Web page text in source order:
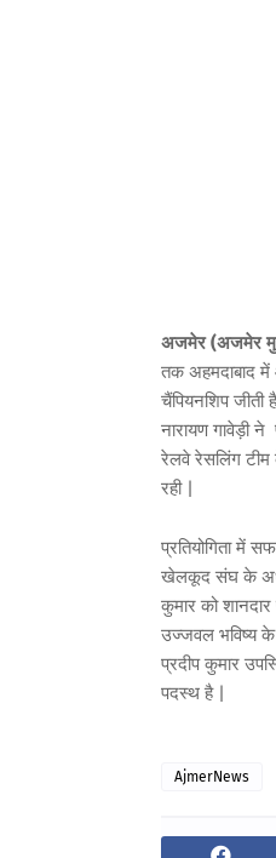
अजमेर (अजमेर
तक अहमदाबाद में
चैंपियनशिप
नारायण गावेड़ी
रेलवे रेसलिंग टीम
रही |
प्रतियोगिता में
खेलकूद संघ के
कुमार को
उज्जवल भविष्य
प्रदीप कुमार
पदस्थ है |
AjmerNews